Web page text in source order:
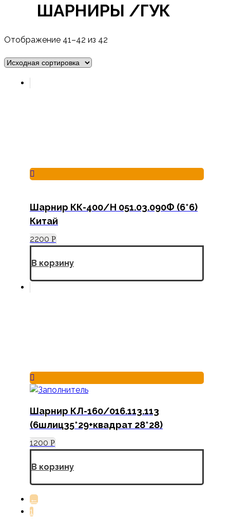
ШАРНИРЫ /ГУК
Отображение 41–42 из 42
Шарнир КК-400/Н 051.03.090Ф (6*6)
Китай
2200 Р
В корзину
Шарнир КЛ-160/016.113.113
(6шлиц35*29+квадрат 28*28)
1200 Р
В корзину
←
1